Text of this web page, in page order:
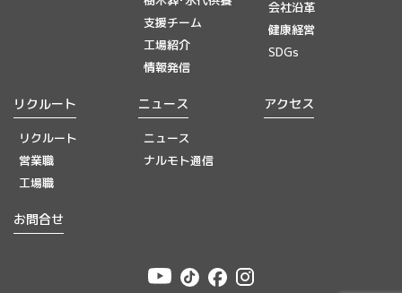
支援チーム
工場紹介
情報発信
会社沿革
健康経営
SDGs
リクルート
リクルート
営業職
工場職
ニュース
ニュース
ナルモト通信
アクセス
お問合せ